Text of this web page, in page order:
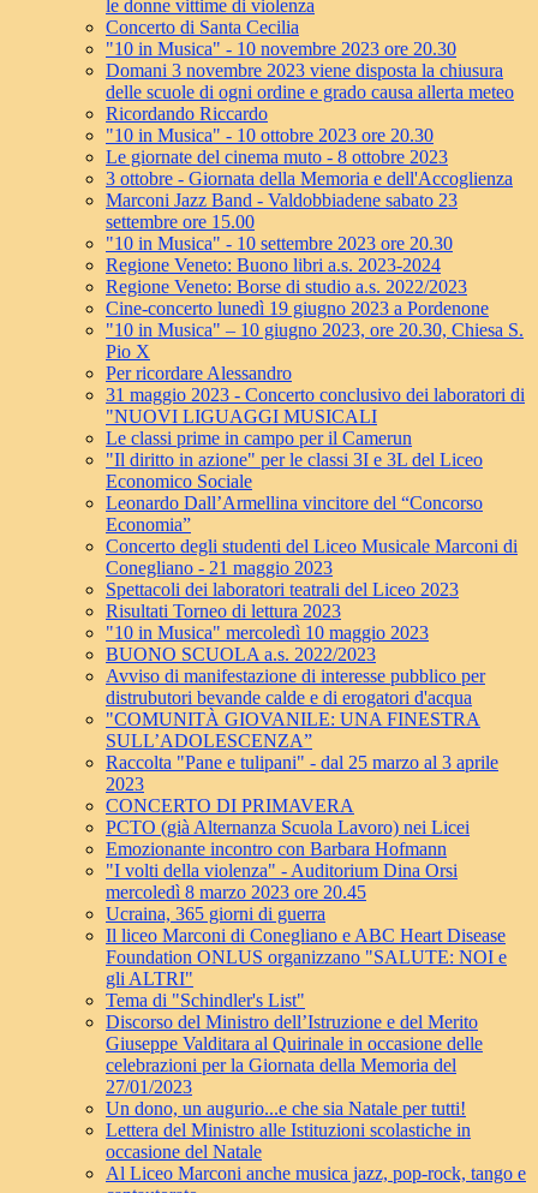
le donne vittime di violenza
Concerto di Santa Cecilia
"10 in Musica" - 10 novembre 2023 ore 20.30
Domani 3 novembre 2023 viene disposta la chiusura
delle scuole di ogni ordine e grado causa allerta meteo
Ricordando Riccardo
"10 in Musica" - 10 ottobre 2023 ore 20.30
Le giornate del cinema muto - 8 ottobre 2023
3 ottobre - Giornata della Memoria e dell'Accoglienza
Marconi Jazz Band - Valdobbiadene sabato 23
settembre ore 15.00
"10 in Musica" - 10 settembre 2023 ore 20.30
Regione Veneto: Buono libri a.s. 2023-2024
Regione Veneto: Borse di studio a.s. 2022/2023
Cine-concerto lunedì 19 giugno 2023 a Pordenone
"10 in Musica" – 10 giugno 2023, ore 20.30, Chiesa S.
Pio X
Per ricordare Alessandro
31 maggio 2023 - Concerto conclusivo dei laboratori di
"NUOVI LIGUAGGI MUSICALI
Le classi prime in campo per il Camerun
"Il diritto in azione" per le classi 3I e 3L del Liceo
Economico Sociale
Leonardo Dall’Armellina vincitore del “Concorso
Economia”
Concerto degli studenti del Liceo Musicale Marconi di
Conegliano - 21 maggio 2023
Spettacoli dei laboratori teatrali del Liceo 2023
Risultati Torneo di lettura 2023
"10 in Musica" mercoledì 10 maggio 2023
BUONO SCUOLA a.s. 2022/2023
Avviso di manifestazione di interesse pubblico per
distrubutori bevande calde e di erogatori d'acqua
"COMUNITÀ GIOVANILE: UNA FINESTRA
SULL’ADOLESCENZA”
Raccolta "Pane e tulipani" - dal 25 marzo al 3 aprile
2023
CONCERTO DI PRIMAVERA
PCTO (già Alternanza Scuola Lavoro) nei Licei
Emozionante incontro con Barbara Hofmann
"I volti della violenza" - Auditorium Dina Orsi
mercoledì 8 marzo 2023 ore 20.45
Ucraina, 365 giorni di guerra
Il liceo Marconi di Conegliano e ABC Heart Disease
Foundation ONLUS organizzano "SALUTE: NOI e
gli ALTRI"
Tema di "Schindler's List"
Discorso del Ministro dell’Istruzione e del Merito
Giuseppe Valditara al Quirinale in occasione delle
celebrazioni per la Giornata della Memoria del
27/01/2023
Un dono, un augurio...e che sia Natale per tutti!
Lettera del Ministro alle Istituzioni scolastiche in
occasione del Natale
Al Liceo Marconi anche musica jazz, pop-rock, tango e